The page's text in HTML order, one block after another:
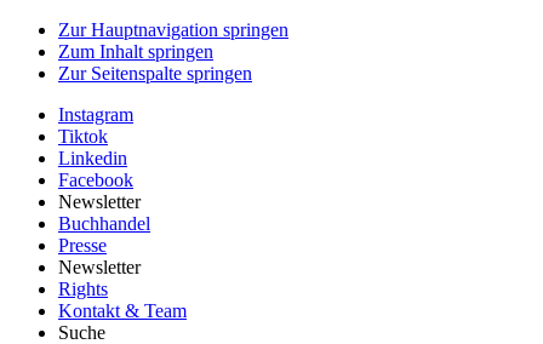
Zur Hauptnavigation springen
Zum Inhalt springen
Zur Seitenspalte springen
Instagram
Tiktok
Linkedin
Facebook
Newsletter
Buchhandel
Presse
Newsletter
Rights
Kontakt & Team
Suche